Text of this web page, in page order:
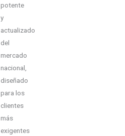
potente
y
actualizado
del
mercado
nacional,
diseñado
para los
clientes
más
exigentes